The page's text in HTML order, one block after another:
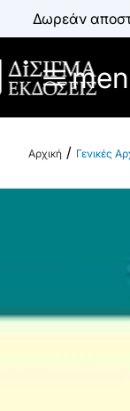
Δωρεάν
Γενικές